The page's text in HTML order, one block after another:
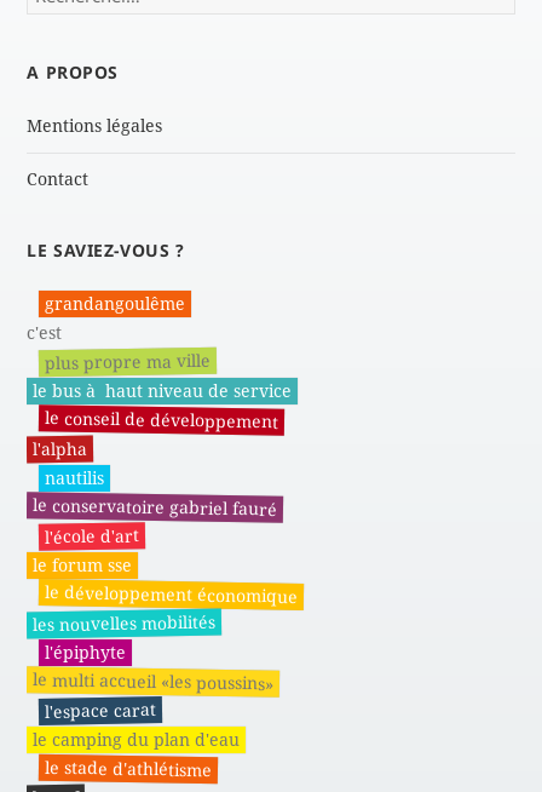
A PROPOS
Mentions légales
Contact
LE SAVIEZ-VOUS ?
grandangoulême
c'est
plus propre ma ville
le bus à haut niveau de service
le conseil de développement
l'alpha
nautilis
le conservatoire gabriel fauré
l'école d'art
le forum sse
le développement économique
les nouvelles mobilités
l'épiphyte
le multi accueil «les poussins»
l'espace carat
le camping du plan d'eau
le stade d'athlétisme